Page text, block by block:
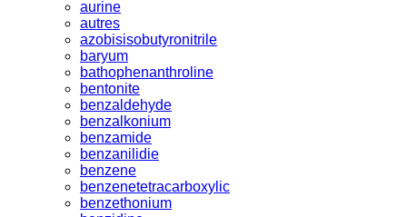
aurine
autres
azobisisobutyronitrile
baryum
bathophenanthroline
bentonite
benzaldehyde
benzalkonium
benzamide
benzanilidie
benzene
benzenetetracarboxylic
benzethonium